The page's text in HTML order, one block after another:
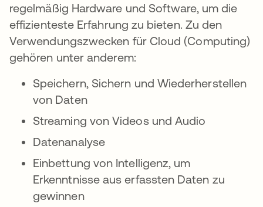
regelmäßig Hardware und Software, um die
effizienteste Erfahrung zu bieten. Zu den
Verwendungszwecken für Cloud (Computing)
gehören unter anderem:
Speichern, Sichern und Wiederherstellen
von Daten
Streaming von Videos und Audio
Datenanalyse
Einbettung von Intelligenz, um
Erkenntnisse aus erfassten Daten zu
gewinnen